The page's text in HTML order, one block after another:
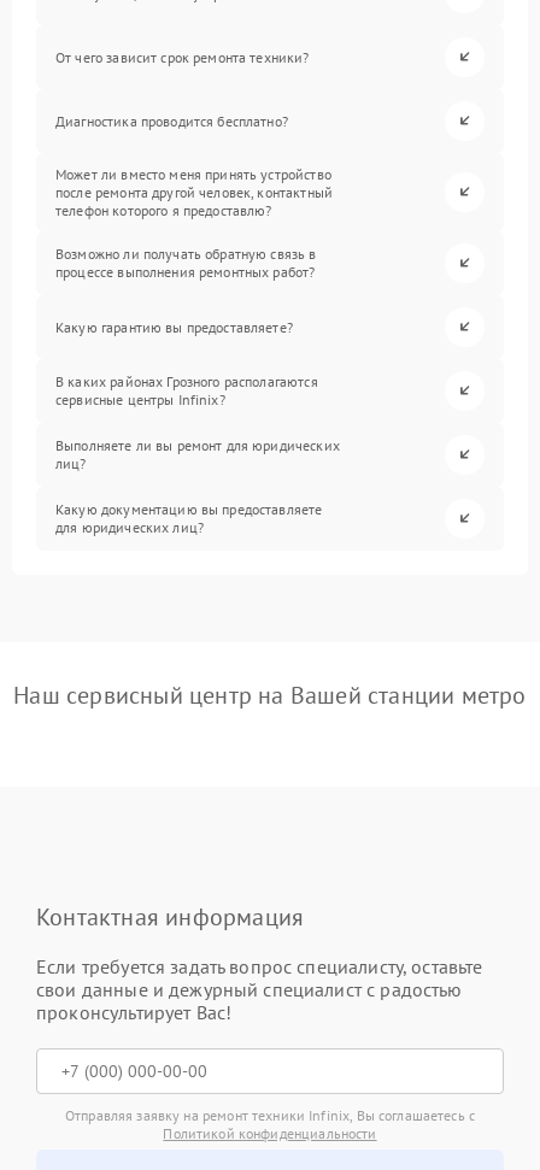
От чего зависит срок ремонта техники?
Диагностика проводится бесплатно?
Может ли вместо меня принять устройство
после ремонта другой человек, контактный
телефон которого я предоставлю?
Возможно ли получать обратную связь в
процессе выполнения ремонтных работ?
Какую гарантию вы предоставляете?
В каких районах Грозного располагаются
сервисные центры Infinix?
Выполняете ли вы ремонт для юридических
лиц?
Какую документацию вы предоставляете
для юридических лиц?
Наш сервисный центр на Вашей станции метро
Контактная информация
Если требуется задать вопрос специалисту, оставьте
свои данные и дежурный специалист с радостью
проконсультирует Вас!
Отправляя заявку на ремонт техники Infinix, Вы соглашаетесь с
Политикой конфиденциальности